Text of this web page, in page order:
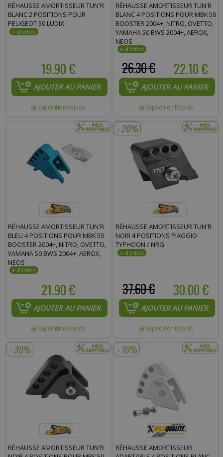
RÉHAUSSE AMORTISSEUR TUN'R
BLANC 2 POSITIONS POUR
PEUGEOT 50 LUDIX
19.90 €
AJOUTER AU PANIER
Expédition Rapide
RÉHAUSSE AMORTISSEUR TUN'R
BLANC 4 POSITIONS POUR MBK 50
BOOSTER 2004+, NITRO, OVETTO,
YAMAHA 50 BWS 2004+, AEROX,
NEOS
22.10 €
26.30 €
AJOUTER AU PANIER
Expédition Rapide
RÉHAUSSE AMORTISSEUR TUN'R
BLEU 4 POSITIONS POUR MBK 50
BOOSTER 2004+, NITRO, OVETTO,
YAMAHA 50 BWS 2004+, AEROX,
NEOS
21.90 €
AJOUTER AU PANIER
Expédition Rapide
- 20%
RÉHAUSSE AMORTISSEUR TUN'R
NOIR 4 POSITIONS PIAGGIO
TYPHOON / NRG
30.00 €
37.60 €
AJOUTER AU PANIER
Expédition Rapide
- 30%
RÉHAUSSE AMORTISSEUR TUN'R
- 10%
RÉHAUSSE AMORTISSEUR